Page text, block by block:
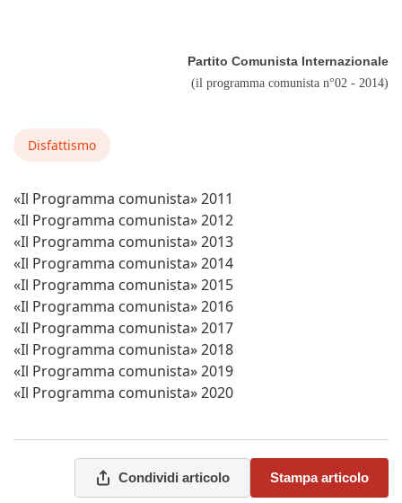
Partito Comunista Internazionale
(il programma comunista n°02 - 2014)
Disfattismo
«Il Programma comunista» 2011
«Il Programma comunista» 2012
«Il Programma comunista» 2013
«Il Programma comunista» 2014
«Il Programma comunista» 2015
«Il Programma comunista» 2016
«Il Programma comunista» 2017
«Il Programma comunista» 2018
«Il Programma comunista» 2019
«Il Programma comunista» 2020
Condividi articolo Stampa articolo